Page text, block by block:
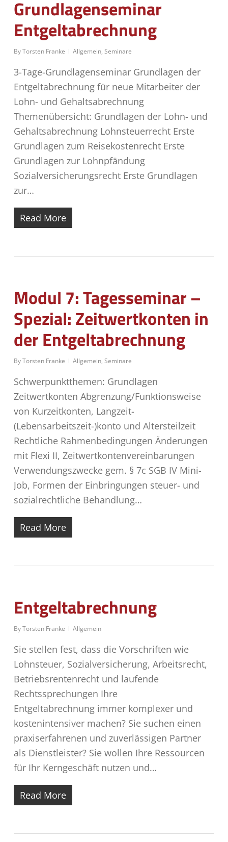
Grundlagenseminar
Entgeltabrechnung
ByTorsten Franke Allgemein, Seminare
3-Tage-Grundlagenseminar Grundlagen der
Entgeltabrechnung für neue Mitarbeiter der
Lohn- und Gehaltsabrechnung
Themenübersicht: Grundlagen der Lohn- und
Gehaltsabrechnung Lohnsteuerrecht Erste
Grundlagen zum Reisekostenrecht Erste
Grundlagen zur Lohnpfändung
Sozialversicherungsrecht Erste Grundlagen
zur…
Read More
Modul 7: Tagesseminar –
Spezial: Zeitwertkonten in
der Entgeltabrechnung
ByTorsten Franke Allgemein, Seminare
Schwerpunktthemen: Grundlagen
Zeitwertkonten Abgrenzung/Funktionsweise
von Kurzeitkonten, Langzeit-
(Lebensarbeitszeit-)konto und Altersteilzeit
Rechtliche Rahmenbedingungen Änderungen
mit Flexi II, Zeitwertkontenvereinbarungen
Verwendungszwecke gem. § 7c SGB IV Mini-
Job, Formen der Einbringungen steuer- und
sozialrechtliche Behandlung…
Read More
Entgeltabrechnung
ByTorsten Franke Allgemein
Sie stellen fest, dass die Vorschriften wie
Lohnsteuer, Sozialversicherung, Arbeitsrecht,
Betriebsrentenrecht und laufende
Rechtssprechungen Ihre
Entgeltabrechnung immer komplexer und
kostenintensiver machen? Sie suchen einen
praxiserfahrenen und zuverlässigen Partner
als Dienstleister? Sie wollen Ihre Ressourcen
für Ihr Kerngeschäft nutzen und…
Read More